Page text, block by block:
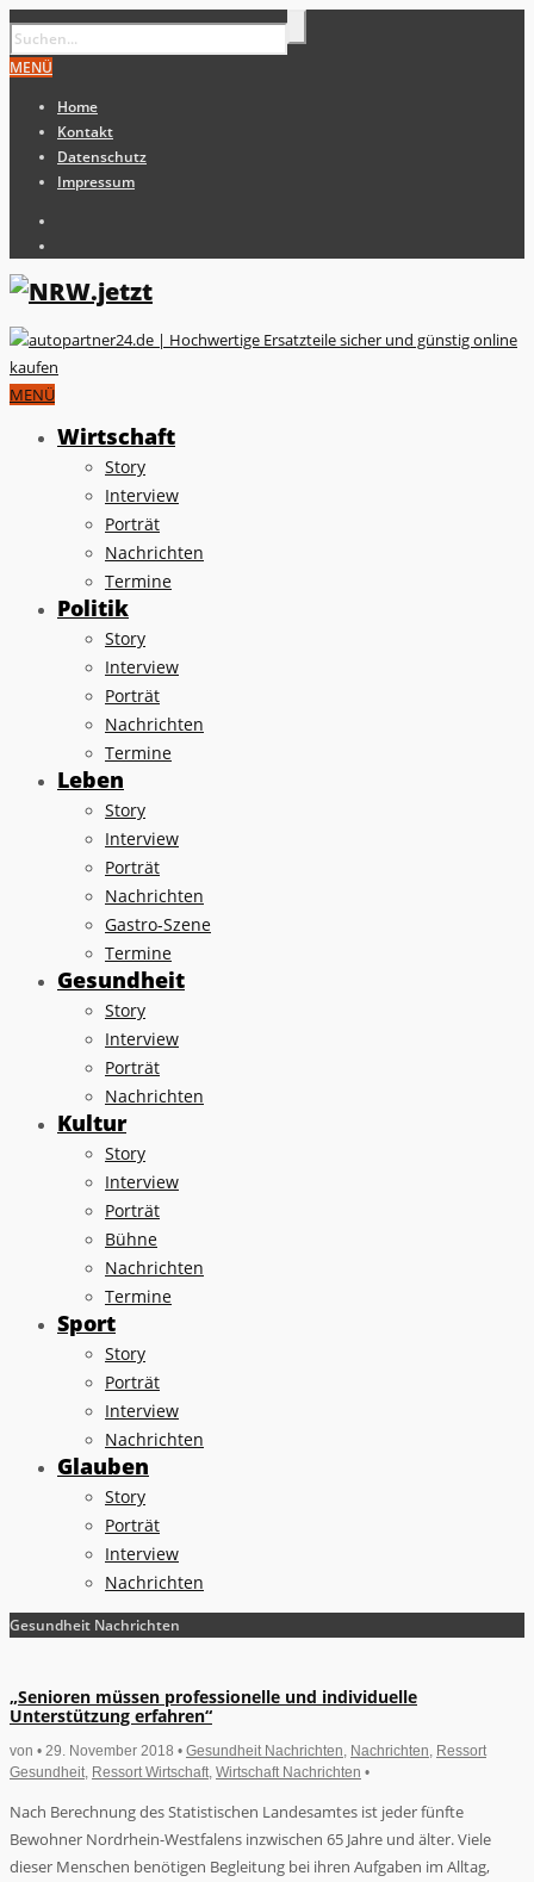
MENÜ
Home
Kontakt
Datenschutz
Impressum
MENÜ
Wirtschaft
Story
Interview
Porträt
Nachrichten
Termine
Politik
Story
Interview
Porträt
Nachrichten
Termine
Leben
Story
Interview
Porträt
Nachrichten
Gastro-Szene
Termine
Gesundheit
Story
Interview
Porträt
Nachrichten
Kultur
Story
Interview
Porträt
Bühne
Nachrichten
Termine
Sport
Story
Porträt
Interview
Nachrichten
Glauben
Story
Porträt
Interview
Nachrichten
Gesundheit Nachrichten
„Senioren müssen professionelle und individuelle
Unterstützung erfahren“
von • 29. November 2018 • Gesundheit Nachrichten, Nachrichten, Ressort
Gesundheit, Ressort Wirtschaft, Wirtschaft Nachrichten •
Nach Berechnung des Statistischen Landesamtes ist jeder fünfte
Bewohner Nordrhein-Westfalens inzwischen 65 Jahre und älter. Viele
dieser Menschen benötigen Begleitung bei ihren Aufgaben im Alltag,